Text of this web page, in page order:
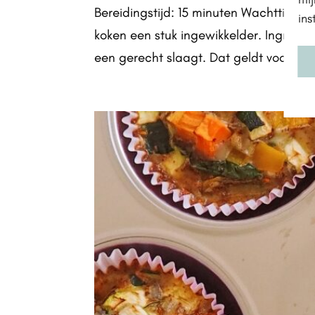
Bereidingstijd: 15 minuten Wachttijd:
koken een stuk ingewikkelder.
een gerecht slaagt. Dat geldt voor